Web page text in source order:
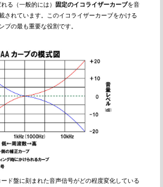
る（一般的には） 固定のイコライザーカーブを音
されています。このイコライザーカーブをかける
プの最も重要な役割です。
ド盤に刻まれた音声信号がどの程度変化している